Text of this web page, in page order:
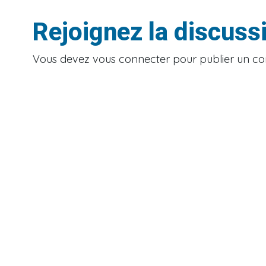
Rejoignez la
Vous devez vous connecter pour publier un